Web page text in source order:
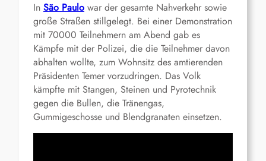
In São Paulo war der gesamte Nahverkehr sowie
große Straßen stillgelegt. Bei einer Demonstration
mit 70000 Teilnehmern am Abend gab es
Kämpfe mit der Polizei, die die Teilnehmer davon
abhalten wollte, zum Wohnsitz des amtierenden
Präsidenten Temer vorzudringen. Das Volk
kämpfte mit Stangen, Steinen und Pyrotechnik
gegen die Bullen, die Tränengas,
Gummigeschosse und Blendgranaten einsetzen.